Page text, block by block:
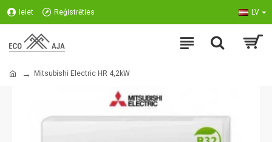
Ieiet Reģistrēties LV
Mitsubishi Electric HR 4,2kW